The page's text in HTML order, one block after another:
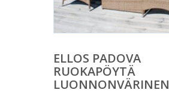
ELLOS PADOVA
RUOKAPÖYTÄ
LUONNONVÄRINEN